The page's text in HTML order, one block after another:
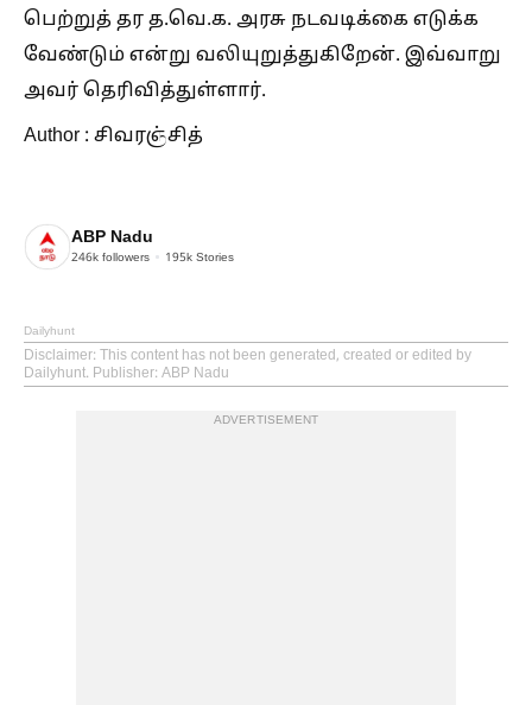
பெற்றுத் தர த.வெ.க. அரசு நடவடிக்கை எடுக்க
வேண்டும் என்று வலியுறுத்துகிறேன். இவ்வாறு
அவர் தெரிவித்துள்ளார்.
Author : சிவரஞ்சித்
ABP Nadu
246k followers 195k Stories
Dailyhunt
Disclaimer: This content has not been generated, created or edited by
Dailyhunt. Publisher: ABP Nadu
ADVERTISEMENT